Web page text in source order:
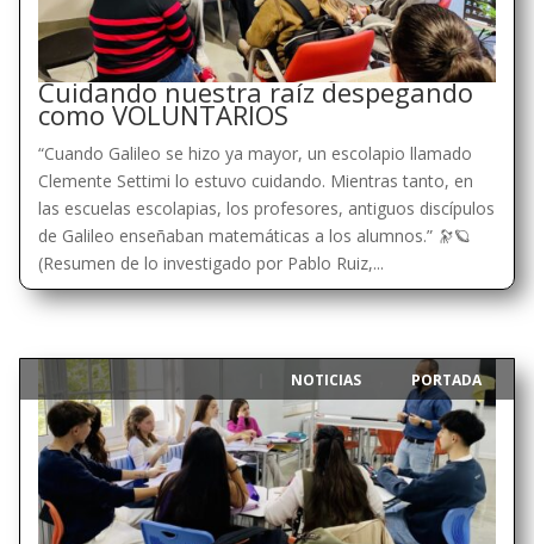
Cuidando nuestra raíz despegando
como VOLUNTARIOS
“Cuando Galileo se hizo ya mayor, un escolapio llamado
Clemente Settimi lo estuvo cuidando. Mientras tanto, en
las escuelas escolapias, los profesores, antiguos discípulos
de Galileo enseñaban matemáticas a los alumnos.” 🔭🪐
(Resumen de lo investigado por Pablo Ruiz,...
NOTICIAS PORTADA